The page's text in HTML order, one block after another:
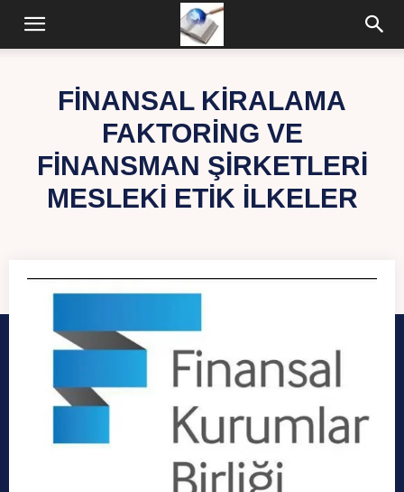
FINANSAL KIRALAMA
FAKTORING VE
FINANSMAN ŞIRKETLERI
MESLEKI ETIK İLKELER